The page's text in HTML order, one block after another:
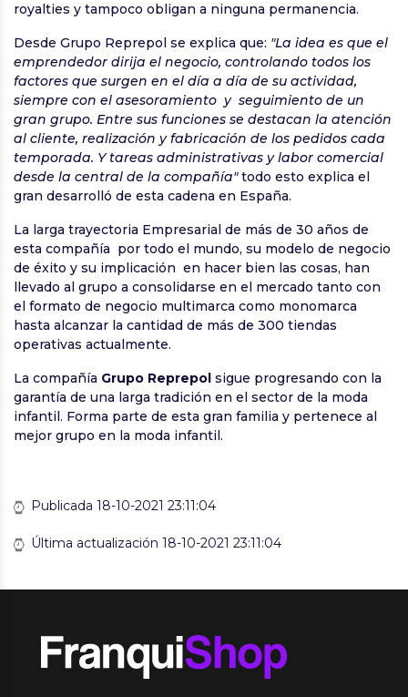
royalties y tampoco obligan a ninguna permanencia.
Desde Grupo Reprepol se explica que: "La idea es que el
emprendedor dirija el negocio, controlando todos los
factores que surgen en el día a día de su actividad,
siempre con el asesoramiento y seguimiento de un
gran grupo. Entre sus funciones se destacan la atención
al cliente, realización y fabricación de los pedidos cada
temporada. Y tareas administrativas y labor comercial
desde la central de la compañía"todo esto explica el
gran desarrolló de esta cadena en España.
La larga trayectoria Empresarial de más de 30 años de
esta compañía por todo el mundo, su modelo de negocio
de éxito y su implicación en hacer bien las cosas, han
llevado al grupo a consolidarse en el mercado tanto con
el formato de negocio multimarca como monomarca
hasta alcanzar la cantidad de más de 300 tiendas
operativas actualmente.
La compañía Grupo Reprepol sigue progresando con la
garantía de una larga tradición en el sector de la moda
infantil. Forma parte de esta gran familia y pertenece al
mejor grupo en la moda infantil.
Publicada 18-10-2021 23:11:04
Última actualización 18-10-2021 23:11:04